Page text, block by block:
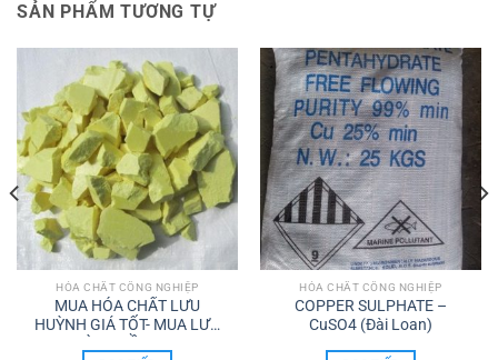
SẢN PHẨM TƯƠNG TỰ
HÓA CHẤT CÔNG NGHIỆP
MUA HÓA CHẤT LƯU
HUỲNH GIÁ TỐT- MUA LƯU
HÓA CHẤT CÔNG NGHIỆP
COPPER SULPHATE –
CuSO4 (Đài Loan)